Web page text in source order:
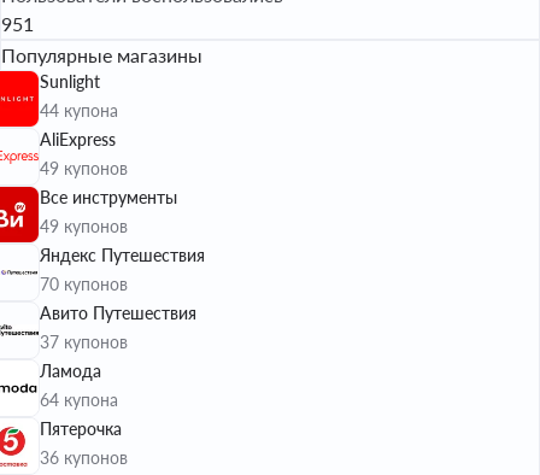
951
Популярные магазины
Sunlight
44 купона
AliExpress
49 купонов
Все инструменты
49 купонов
Яндекс Путешествия
70 купонов
Авито Путешествия
37 купонов
Ламода
64 купона
Пятерочка
36 купонов